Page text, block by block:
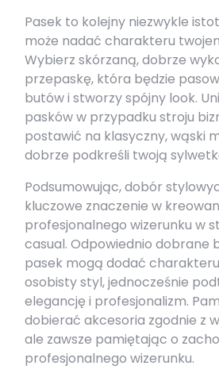
Pasek to kolejny niezwykle
może nadać charakteru
Wybierz skórzaną, dobrze
przepaskę, która będzie
butów i stworzy spójny look.
pasków w przypadku stroju
postawić na klasyczny, wąski
dobrze podkreśli twoją
Podsumowując, dobór
kluczowe znaczenie w
profesjonalnego wizerunku w
casual. Odpowiednio dobrane
pasek mogą dodać
osobisty styl, jednocześnie
elegancję i profesjonalizm.
dobierać akcesoria zgodnie z
ale zawsze pamiętając o
profesjonalnego wizerunku.